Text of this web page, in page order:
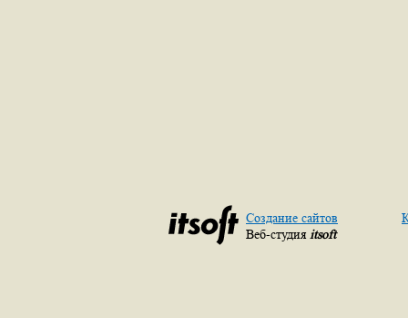
Создание сайтов
Веб-студия itsoft